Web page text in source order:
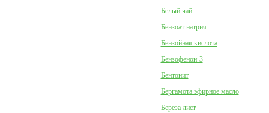
Белый чай
Бензоат натрия
Бензойная кислота
Бензофенон-3
Бентонит
Бергамота эфирное масло
Береза лист